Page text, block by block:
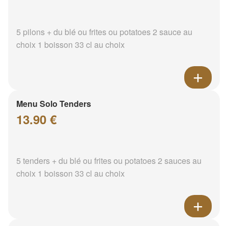
5 pilons + du blé ou frites ou potatoes 2 sauce au
choix 1 boisson 33 cl au choix
Menu Solo Tenders
13.90 €
5 tenders + du blé ou frites ou potatoes 2 sauces au
choix 1 boisson 33 cl au choix